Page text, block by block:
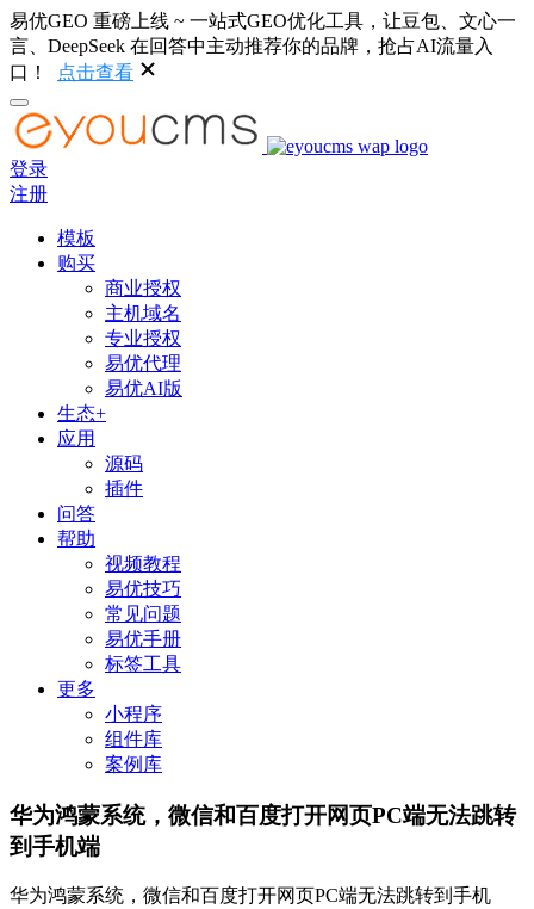
易优GEO 重磅上线 ~ 一站式GEO优化工具，让豆包、文心一
言、DeepSeek 在回答中主动推荐你的品牌，抢占AI流量入
口！
点击查看
登录
注册
模板
购买
商业授权
主机域名
专业授权
易优代理
易优AI版
生态+
应用
源码
插件
问答
帮助
视频教程
易优技巧
常见问题
易优手册
标签工具
更多
小程序
组件库
案例库
华为鸿蒙系统，微信和百度打开网页PC端无法跳转
到手机端
华为鸿蒙系统，微信和百度打开网页PC端无法跳转到手机